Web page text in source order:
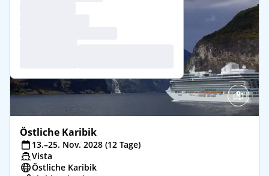
Östliche Karibik
13.–25. Nov. 2028 (12 Tage)
Vista
Östliche Karibik